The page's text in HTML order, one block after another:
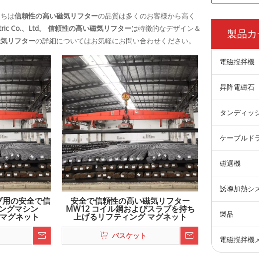
は信頼性の高い磁気リフターの品質は多くのお客様から高く
Co.、Ltd。 信頼性の高い磁気リフターは特徴的なデザイン＆
リフターの詳細についてはお気軽にお問い合わせください。
の安全で信
グマシン
グネット
安全で信頼性の高い磁気リフター
MW12 コイル鋼およびスラブを持ち
上げるリフティング マグネット
バスケット
製品カ
電磁撹拌機
昇降電磁石
タンディッ
ケーブルド
磁選機
誘導加熱シ
製品
電磁撹拌機